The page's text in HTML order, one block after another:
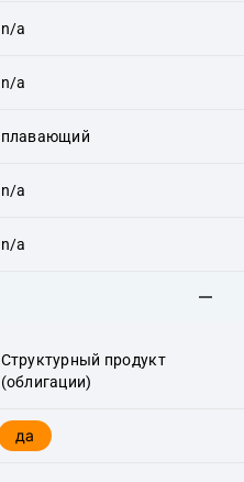
n/a
n/a
плавающий
n/a
n/a
Структурный продукт
(облигации)
да